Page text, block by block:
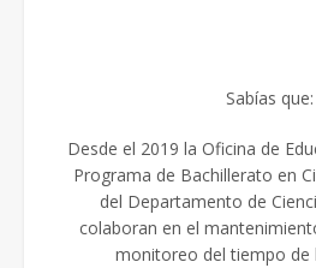
Sabías que:
Desde el 2019 la Oficina de
Programa de Bachillerato en
del Departamento de
colaboran en el
monitoreo del tiempo de